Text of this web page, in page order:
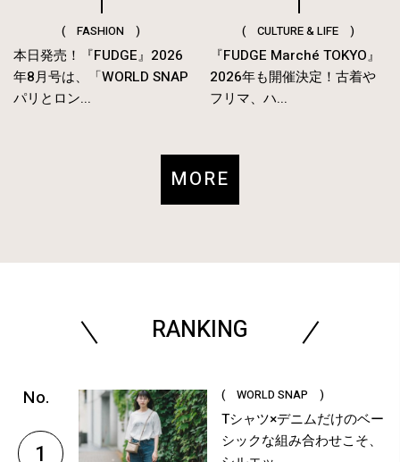
( FASHION )
本日発売！『FUDGE』2026
年8月号は、「WORLD SNAP
パリとロン...
( CULTURE & LIFE )
『FUDGE Marché TOKYO』
2026年も開催決定！古着や
フリマ、ハ...
MORE
RANKING
1
( WORLD SNAP )
Tシャツ×デニムだけのベー
シックな組み合わせこそ、